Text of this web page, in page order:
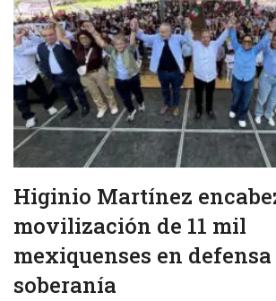
Higinio Martínez
movilización de 11 mil
mexiquenses en
soberanía